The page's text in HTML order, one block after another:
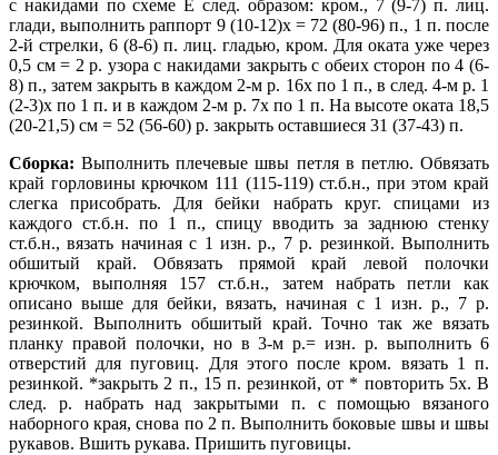
с накидами по схеме Е след. образом: кром., 7 (9-7) п. лиц.
глади, выполнить раппорт 9 (10-12)х = 72 (80-96) п., 1 п. после
2-й стрелки, 6 (8-6) п. лиц. гладью, кром. Для оката уже через
0,5 см = 2 р. узора с накидами закрыть с обеих сторон по 4 (6-
8) п., затем закрыть в каждом 2-м р. 16х по 1 п., в след. 4-м р. 1
(2-3)х по 1 п. и в каждом 2-м р. 7х по 1 п. На высоте оката 18,5
(20-21,5) см = 52 (56-60) р. закрыть оставшиеся 31 (37-43) п.
Сборка: Выполнить плечевые швы петля в петлю. Обвязать
край горловины крючком 111 (115-119) ст.б.н., при этом край
слегка присобрать. Для бейки набрать круг. спицами из
каждого ст.б.н. по 1 п., спицу вводить за заднюю стенку
ст.б.н., вязать начиная с 1 изн. р., 7 р. резинкой. Выполнить
обшитый край. Обвязать прямой край левой полочки
крючком, выполняя 157 ст.б.н., затем набрать петли как
описано выше для бейки, вязать, начиная с 1 изн. р., 7 р.
резинкой. Выполнить обшитый край. Точнотак же вязать
планку правой полочки, но в 3-м р.= изн. р. выполнить 6
отверстий для пуговиц. Для этого после кром. вязать 1 п.
резинкой. *закрыть 2 п., 15 п. резинкой, от * повторить 5х. В
след. р. набрать над закрытыми п. с помощью вязаного
наборногокрая, снова по 2 п. Выполнить боковые швы и швы
рукавов. Вшить рукава. Пришить пуговицы.